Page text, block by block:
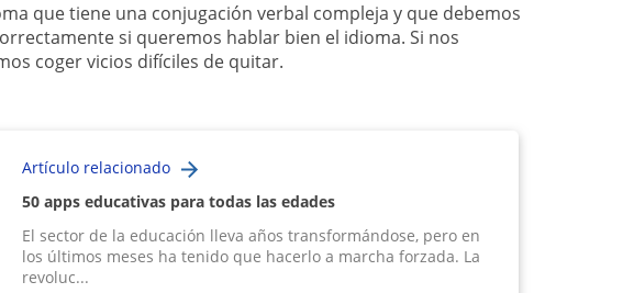
que tiene una conjugación verbal compleja y que debemos
si queremos hablar bien el idioma. Si nos
coger vicios difíciles de quitar.
Artículo relacionado
50 apps educativas para todas las edades
El sector de la educación lleva años transformándose, pero en
los últimos meses ha tenido que hacerlo a marcha forzada. La
revoluc...